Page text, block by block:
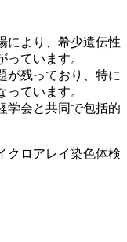
により、希少遺伝性
ています。
が残っており、特に
ています。
学会と共同で包括的
クロアレイ染色体検